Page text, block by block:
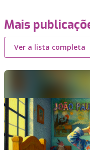
Mais
Ver a lista completa